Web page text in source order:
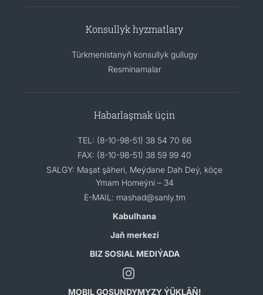
Konsullyk hyzmatlary
Türkmenistanyň konsullyk gullugy
Resminamalar
Habarlaşmak üçin
TEL: (8-10-98-51) 38 54 70 66
FAX: (8-10-98-51) 38 59 99 40
SALGY: Maşat şäheri, Meýdane Dah Deý, köçe
Ymam Homeýni – 34
E-MAIL: mashad@sanly.tm
Kabulhana
Jaň merkezi
BIZ SOSIAL MEDIÝADA
MOBIL GOŞUNDYMYZY ÝÜKLÄŇ!